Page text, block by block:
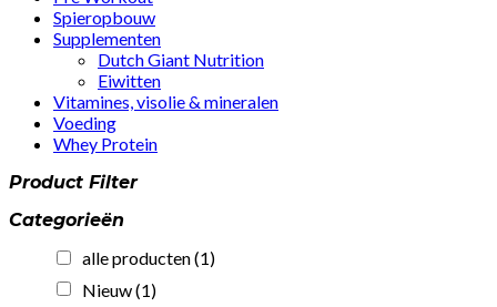
Spieropbouw
Supplementen
Dutch Giant Nutrition
Eiwitten
Vitamines, visolie & mineralen
Voeding
Whey Protein
Product Filter
Categorieën
alle producten(1)
Nieuw(1)